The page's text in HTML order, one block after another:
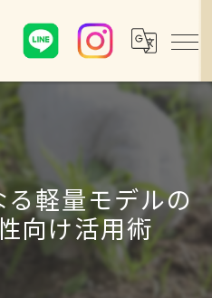
軽量モデルの
向け活用術